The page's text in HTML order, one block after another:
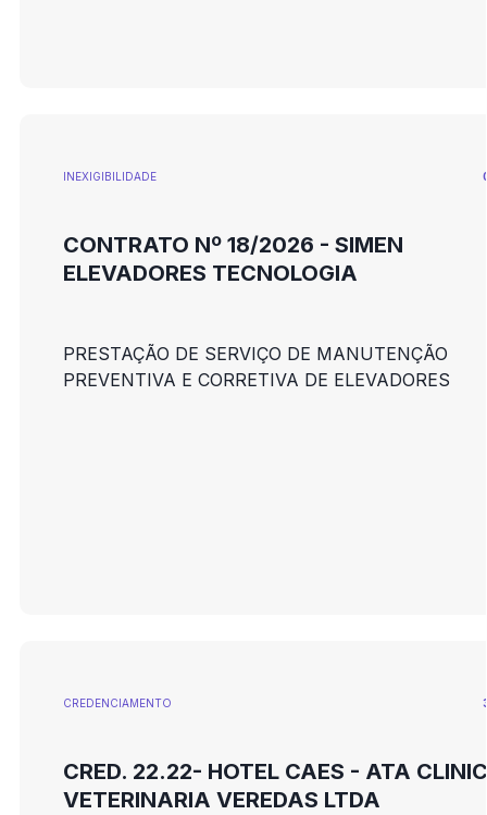
INEXIGIBILIDADE
CONTRATO Nº 18/2026 - SIMEN
ELEVADORES TECNOLOGIA
PRESTAÇÃO DE SERVIÇO DE MANUTENÇÃO
PREVENTIVA E CORRETIVA DE ELEVADORES
CREDENCIAMENTO
CRED. 22.22- HOTEL CAES - ATA
VETERINARIA VEREDAS LTDA